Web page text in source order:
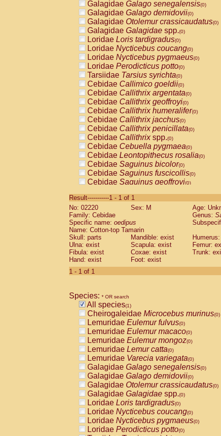
Galagidae Galago senegalensis(0)
Galagidae Galago demidovii(0)
Galagidae Otolemur crassicaudatus(0)
Galagidae Galagidae spp.(0)
Loridae Loris tardigradus(0)
Loridae Nycticebus coucang(0)
Loridae Nycticebus pygmaeus(0)
Loridae Perodicticus potto(0)
Tarsiidae Tarsius syrichta(0)
Cebidae Callimico goeldii(0)
Cebidae Callithrix argentata(0)
Cebidae Callithrix geoffroyi(0)
Cebidae Callithrix humeralifer(0)
Cebidae Callithrix jacchus(0)
Cebidae Callithrix penicillata(0)
Cebidae Callithrixspp.(0)
Cebidae Cebuella pygmaea(0)
Cebidae Leontopithecus rosalia(0)
Cebidae Saguinus bicolor(0)
Cebidae Saguinus fuscicollis(0)
Cebidae Saguinus geoffroyi(0)
CebidaeSaguinus labiatus(0)
Cebidae Saguinus leucopus (0)
Cebidae
CebidaeSaguinus mystax
Cebidae Saguinus nigricollis (0)
Cebidae Saguinus oedipus
Cebidae Saguinus weddelli
Cebidae Saguinusspp.
Cebidae
CebidaeCebus capucinus
CebidaeCebus nigrivittatus
CebidaeCebus spp.(0)
CebidaeSaimiri boliviensis(0)
CebidaeSaimiri sciureus(0)
AtelidaeAlouatta caraya(0)
AtelidaeAlouatta fusca(0)
AtelidaeAlouatta seniculus(0)
AtelidaeAlouattaspp.(0)
AtelidaeAteles belzebuth(0)
AtelidaeAteles geoffroyi(0)
AtelidaeAteles paniscus(0)
AtelidaeAtelesspp.(0)
AtelidaeLagothrix lagothricha(0)
AtelidaeLagothrix lagothricha cana
PitheciidaeCacajao calvus
Result-----------1 - 1 of 1
No: 02220
Sex: M
Age:
Family: Cebidae
Genus:
Specific name: oedipus
Name: Cotton-top Tamarin
Skull: parts
Mandible: exist
Ulna: exist
Scapula: exist
Femur:
Fibula: exist
Coxae: exist
Trunk:
Hand: exist
Foot: exist
1 - 1 of 1
Species: * OR search
All species(1)
Cheirogaleidae Microcebus murinus(0)
Lemuridae Eulemur fulvus(0)
Lemuridae Eulemur macaco(0)
Lemuridae Eulemur mongoz(0)
Lemuridae Lemur catta(0)
Lemuridae Varecia variegata(0)
Galagidae Galago senegalensis(0)
Galagidae Galago demidovii(0)
Galagidae Otolemur crassicaudatus(0)
Galagidae Galagidae spp.(0)
Loridae Loris tardigradus(0)
Loridae Nycticebus coucang(0)
Loridae Nycticebus pygmaeus(0)
Loridae Perodicticus potto(0)